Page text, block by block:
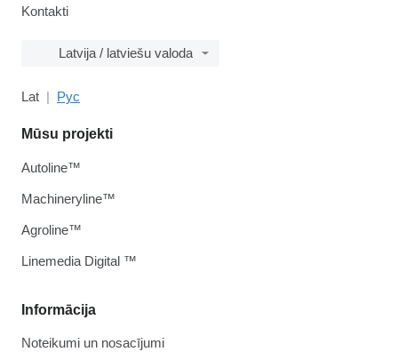
Kontakti
Latvija / latviešu valoda
Lat Рус
Informācija
Noteikumi un nosacījumi
Mūsu projekti
Autoline™
Machineryline™
Agroline™
Linemedia Digital ™